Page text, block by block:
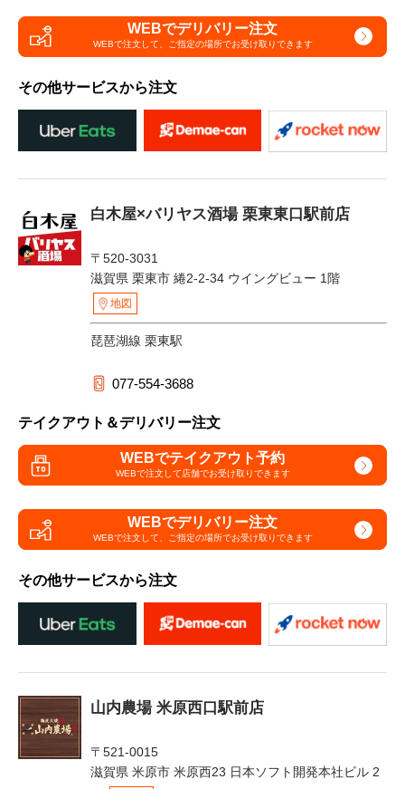
WEBでデリバリー注文
WEBで注文して、 ご指定の場所でお受け取りできます
その他サービスから注文
白木屋×バリヤス酒場 栗東東口駅前店
〒520-3031
滋賀県 栗東市 綣2-2-34 ウイングビュー 1階
地図
琵琶湖線 栗東駅
077-554-3688
テイクアウト＆デリバリー注文
WEBでテイクアウト予約
WEBで注文して店舗でお受け取りできます
WEBでデリバリー注文
WEBで注文して、 ご指定の場所でお受け取りできます
その他サービスから注文
山内農場 米原西口駅前店
〒521-0015
滋賀県 米原市 米原西23 日本ソフト開発本社ビル 2